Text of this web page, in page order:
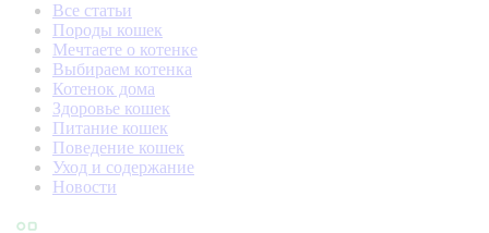
Все статьи
Породы кошек
Мечтаете о котенке
Выбираем котенка
Котенок дома
Здоровье кошек
Питание кошек
Поведение кошек
Уход и содержание
Новости